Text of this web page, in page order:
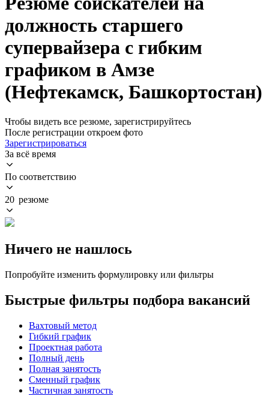
должность старшего
супервайзера с гибким
графиком в Амзе
(Нефтекамск, Башкортостан)
Чтобы видеть все резюме, зарегистрируйтесь
После регистрации откроем фото
Зарегистрироваться
За всё время
По соответствию
20 резюме
Ничего не нашлось
Попробуйте изменить формулировку или фильтры
Быстрые фильтры подбора вакансий
Вахтовый метод
Гибкий график
Проектная работа
Полный день
Полная занятость
Сменный график
Частичная занятость